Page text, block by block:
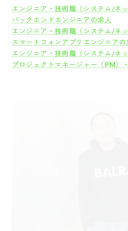
エンジニア・技術職（システム/ネ
バックエンドエンジニアの求人
エンジニア・技術職（システム/ネ
スマートフォンアプリエンジニアの
エンジニア・技術職（システム/ネ
プロジェクトマネージャー（PM）